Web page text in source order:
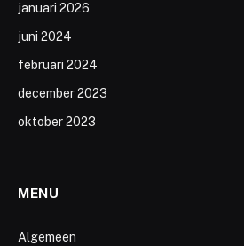
januari 2026
juni 2024
februari 2024
december 2023
oktober 2023
MENU
Algemeen